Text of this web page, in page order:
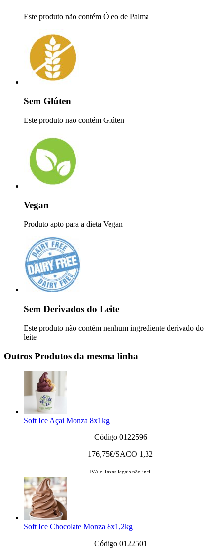
Este produto não contém Óleo de Palma
Sem Glúten
Este produto não contém Glúten
Vegan
Produto apto para a dieta Vegan
Sem Derivados do Leite
Este produto não contém nenhum ingrediente derivado do
leite
Outros Produtos da mesma linha
Soft Ice Açai Monza 8x1kg
Código 0122596
176,75€/SACO 1,32
IVA e Taxas legais não incl.
Soft Ice Chocolate Monza 8x1,2kg
Código 0122501